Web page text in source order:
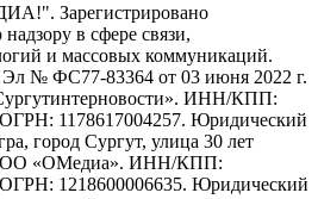
Зарегистрировано
в сфере связи,
и массовых коммуникаций.
№ ФС77-83364 от 03 июня 2022 г.
ИНН/КПП:
1178617004257. Юридический
город Сургут, улица 30 лет
«ОМедиа». ИНН/КПП:
ОГРН: 1218600006635. Юридический